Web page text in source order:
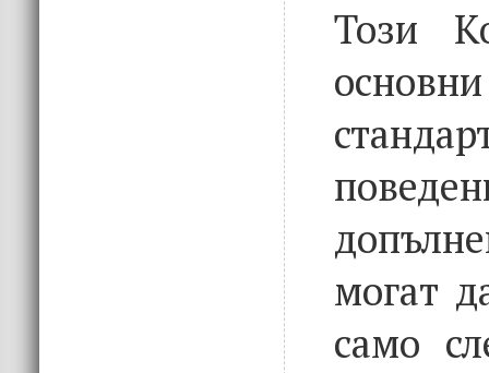
Този
могат
само